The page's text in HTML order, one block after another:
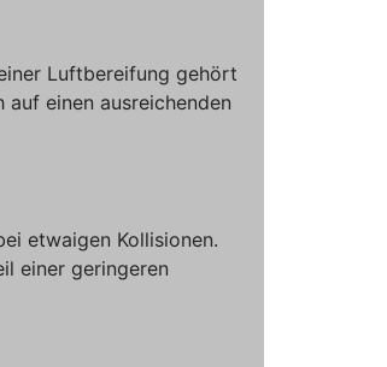
Luftbereifung gehört
einen ausreichenden
etwaigen Kollisionen.
einer geringeren